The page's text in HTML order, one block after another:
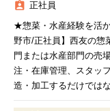
assignment_ind 正社員
★惣菜・水産経験を活
野市/正社員】西友の惣
門または水産部門の売
注・在庫管理、スタッ
造・加工するだけでは